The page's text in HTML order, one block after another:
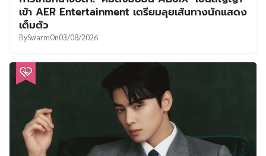
เข้า AER Entertainment เตรียมลุยเส้นทางนักแสดง
เต็มตัว
BySwarmOn03/08/2026